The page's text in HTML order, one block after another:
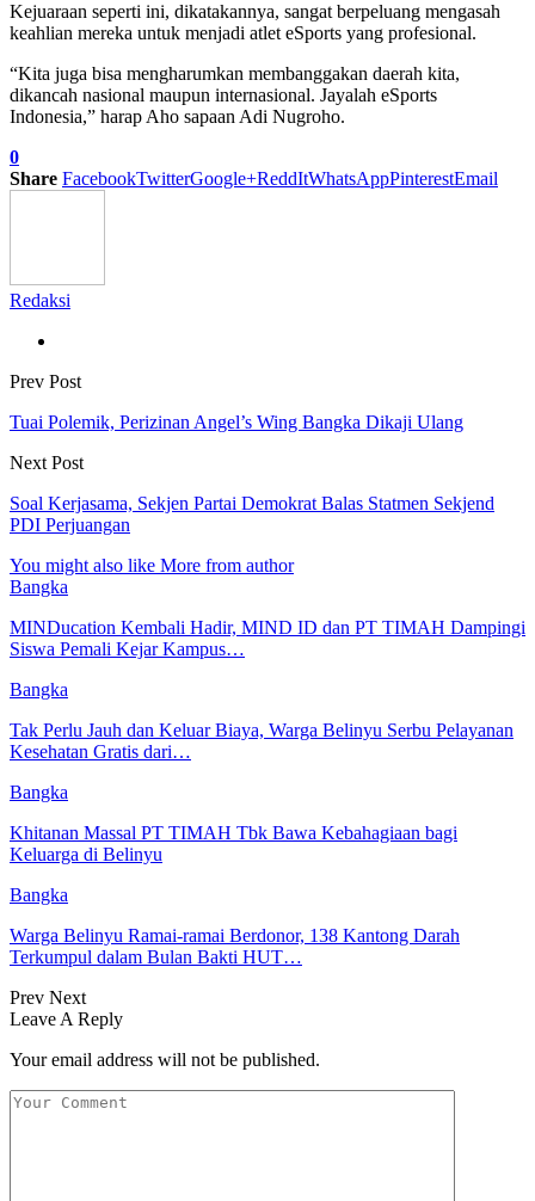
Kejuaraan seperti ini, dikatakannya, sangat berpeluang mengasah
keahlian mereka untuk menjadi atlet eSports yang profesional.
“Kita juga bisa mengharumkan membanggakan daerah kita,
dikancah nasional maupun internasional. Jayalah eSports
Indonesia,” harap Aho sapaan Adi Nugroho.
0
Share FacebookTwitterGoogle+ReddItWhatsAppPinterestEmail
Redaksi
Prev Post
Tuai Polemik, Perizinan Angel’s Wing Bangka Dikaji Ulang
Next Post
Soal Kerjasama, Sekjen Partai Demokrat Balas Statmen Sekjend
PDI Perjuangan
You might also like More from author
Bangka
MINDucation Kembali Hadir, MIND ID dan PT TIMAH Dampingi
Siswa Pemali Kejar Kampus…
Bangka
Tak Perlu Jauh dan Keluar Biaya, Warga Belinyu Serbu Pelayanan
Kesehatan Gratis dari…
Bangka
Khitanan Massal PT TIMAH Tbk Bawa Kebahagiaan bagi
Keluarga di Belinyu
Bangka
Warga Belinyu Ramai-ramai Berdonor, 138 Kantong Darah
Terkumpul dalam Bulan Bakti HUT…
Prev Next
Leave A Reply
Your email address will not be published.